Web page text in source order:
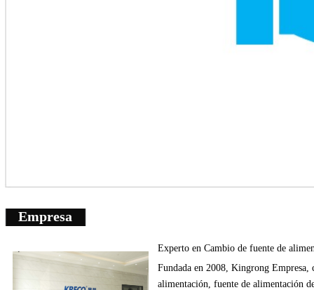
Empresa
Experto en Cambio de fuente de
Fundada en 2008 Kingrong Empresa,
alimentación , fuente de alimentación